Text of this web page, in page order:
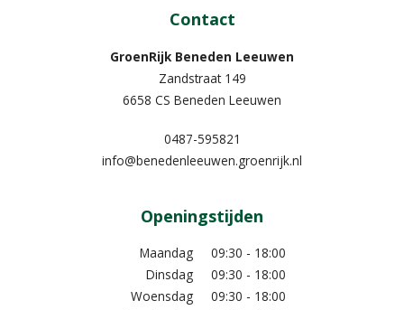
Contact
GroenRijk Beneden Leeuwen​
Zandstraat 149
6658 CS Beneden Leeuwen
0487-595821
info@benedenleeuwen.groenrijk.nl
Openingstijden
Maandag
09:30 - 18:00
Dinsdag
09:30 - 18:00
Woensdag
09:30 - 18:00